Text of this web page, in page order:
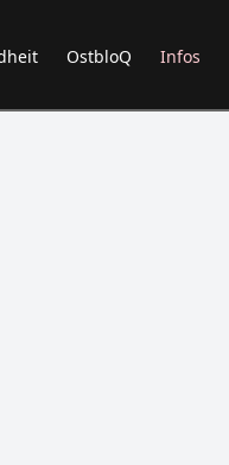
OstbloQ Infos